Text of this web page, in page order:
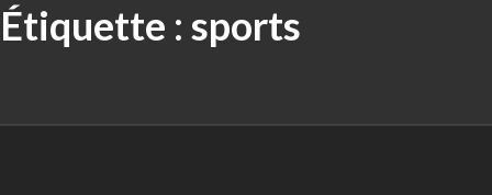
Étiquette : sports